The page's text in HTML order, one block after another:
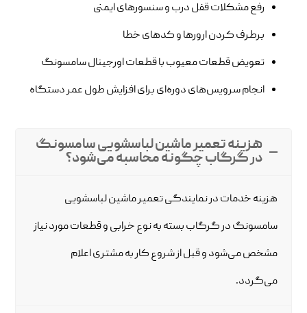
رفع مشکلات قفل درب و سنسورهای ایمنی
برطرف کردن ارورها و کدهای خطا
تعویض قطعات معیوب با قطعات اورجینال سامسونگ
انجام سرویس‌های دوره‌ای برای افزایش طول عمر دستگاه
هزینه تعمیر ماشین لباسشویی سامسونگ
در گرگاب چگونه محاسبه می‌شود؟
هزینه خدمات در نمایندگی تعمیر ماشین لباسشویی
سامسونگ در گرگاب بسته به نوع خرابی و قطعات مورد نیاز
مشخص می‌شود و قبل از شروع کار به مشتری اعلام
می‌گردد.